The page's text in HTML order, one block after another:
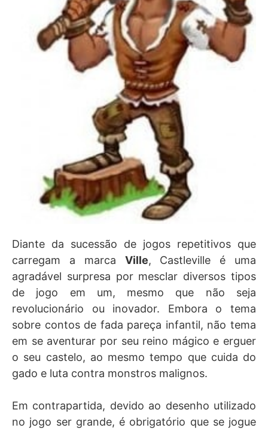
Diante da sucessão de jogos repetitivos que
carregam a marca Ville, Castleville é uma
agradável surpresa por mesclar diversos tipos
de jogo em um, mesmo que não seja
revolucionário ou inovador. Embora o tema
sobre contos de fada pareça infantil, não tema
em se aventurar por seu reino mágico e erguer
o seu castelo, ao mesmo tempo que cuida do
gado e luta contra monstros malignos.
Em contrapartida, devido ao desenho utilizado
no jogo ser grande, é obrigatório que se jogue